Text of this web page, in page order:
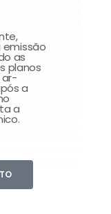
emissão
as
planos
a
a